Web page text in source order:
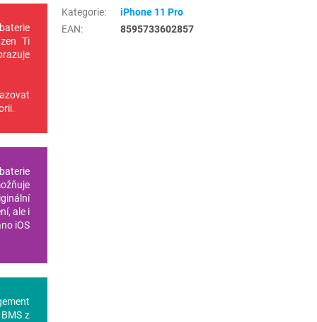
Ti
ale i
iOS
z
Kategorie:
iPhone 11 Pro
EAN: 8595733602857